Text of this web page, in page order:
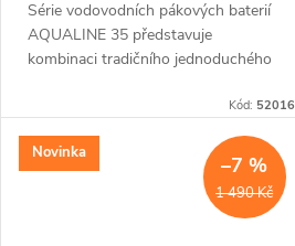
Série vodovodních pákových baterií
AQUALINE 35 představuje
kombinaci tradičního jednoduchého
příznivou cenu. Série: AQUALINE
35 • Barva: Chrom •...
Kód: 52016
Novinka
1 490 Kč
–7 %